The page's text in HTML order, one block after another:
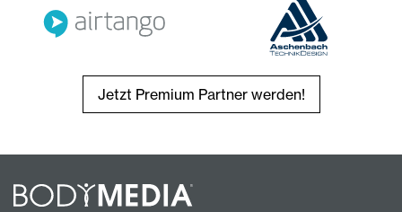
Jetzt Premium Partner werden!